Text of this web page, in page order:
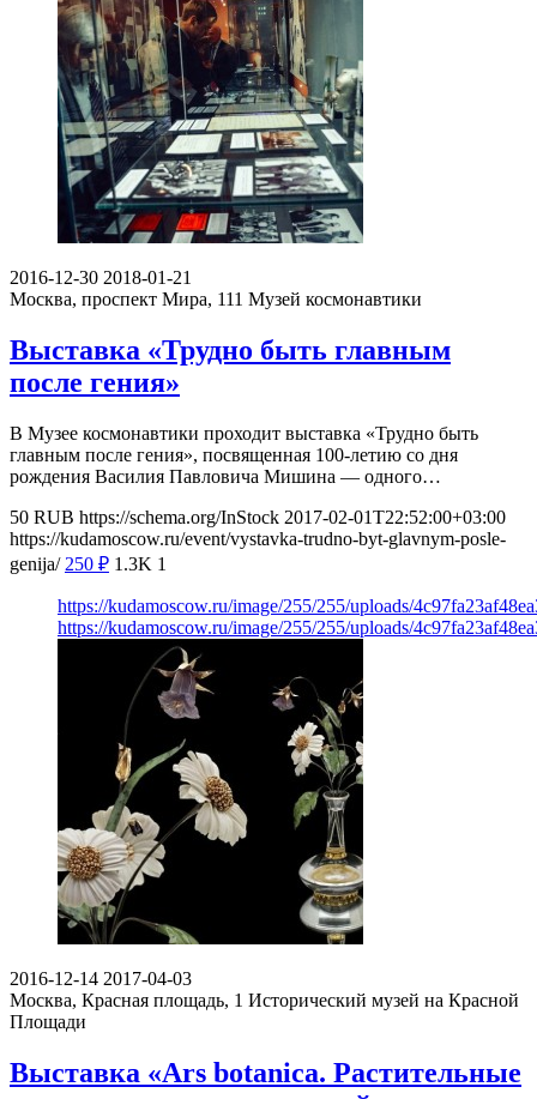
2016-12-30 2018-01-21
Москва, проспект Мира, 111 Музей космонавтики
Выставка «Трудно быть главным
после гения»
В Музее космонавтики проходит выставка «Трудно быть
главным после гения», посвященная 100-летию со дня
рождения Василия Павловича Мишина — одного…
50 RUB https://schema.org/InStock 2017-02-01T22:52:00+03:00
https://kudamoscow.ru/event/vystavka-trudno-byt-glavnym-posle-
genija/ 250 ₽ 1.3K 1
https://kudamoscow.ru/image/255/255/uploads/
https://kudamoscow.ru/image/255/255/uploads/
2016-12-14 2017-04-03
Москва, Красная площадь, 1 Исторический музей на Красной
Площади
Выставка «Аrs botanica. Растительные